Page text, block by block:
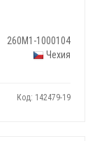
260М1-1000104
Чехия
Код: 142479-19